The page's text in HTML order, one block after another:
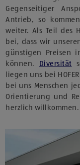
Gegenseitiger
Antrieb, so
weiter. Als Teil des
bei, dass wir
günstigen Preisen
können. Diversität
liegen uns bei
bei uns Menschen
Orientierung und
herzlich willkommen.